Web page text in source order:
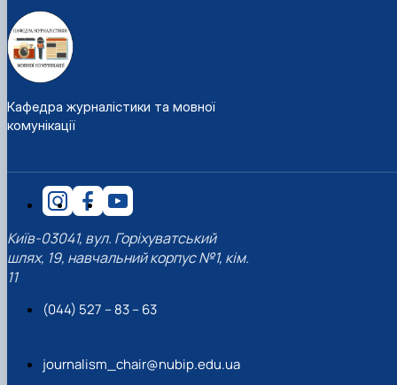
Кафедра журналістики та мовної
комунікації
Київ-03041, вул. Горіхуватський
шлях, 19, навчальний корпус №1, кім.
11
(044) 527 – 83 – 63
journalism_chair@nubip.edu.ua